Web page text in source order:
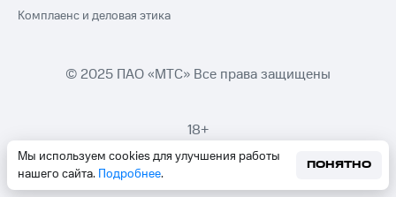
Мы используем cookies для улучшения работы
нашего сайта. Подробнее.
ПОНЯТНО
Комплаенс и деловая этика
© 2025 ПАО «МТС» Все права защищены
18+